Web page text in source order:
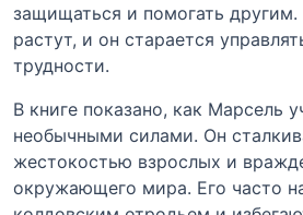
защищаться и помогать другим.
растут, и он старается
трудности.
В книге показано, как Марсель
необычными силами. Он
жестокостью взрослых и
окружающего мира. Его часто